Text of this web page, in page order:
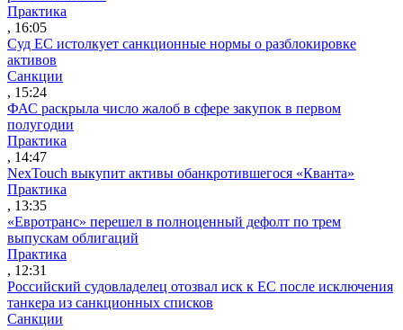
Практика
, 16:05
Суд ЕС истолкует санкционные нормы о разблокировке
активов
Санкции
, 15:24
ФАС раскрыла число жалоб в сфере закупок в первом
полугодии
Практика
, 14:47
NexTouch выкупит активы обанкротившегося «Кванта»
Практика
, 13:35
«Евротранс» перешел в полноценный дефолт по трем
выпускам облигаций
Практика
, 12:31
Российский судовладелец отозвал иск к ЕС после исключения
танкера из санкционных списков
Санкции